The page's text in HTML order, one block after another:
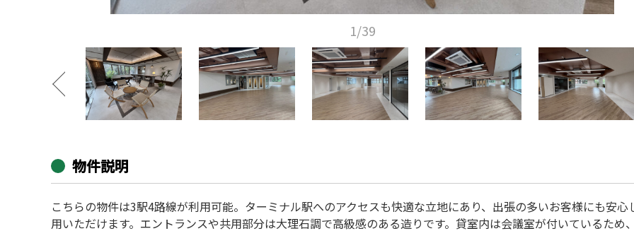
1/39
物件説明
こちらの物件は3駅4路線が利用可能。ターミナル駅へのアクセスも快適な立地にあり、出張の多いお客様にも安心
用いただけます。エントランスや共用部分は大理石調で高級感のある造りです。貸室内は会議室が付いているため